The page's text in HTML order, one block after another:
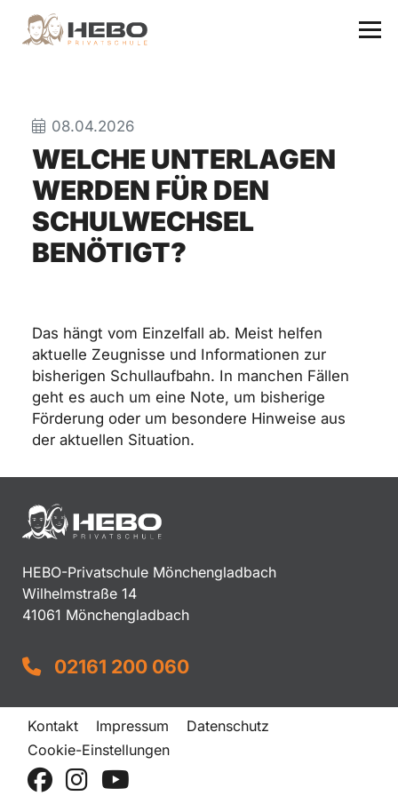
08.04.2026
WELCHE UNTERLAGEN
WERDEN FÜR DEN
SCHULWECHSEL
BENÖTIGT?
Das hängt vom Einzelfall ab. Meist helfen
aktuelle Zeugnisse und Informationen zur
bisherigen Schullaufbahn. In manchen Fällen
geht es auch um eine Note, um bisherige
Förderung oder um besondere Hinweise aus
der aktuellen Situation.
HEBO-Privatschule Mönchengladbach
Wilhelmstraße 14
41061 Mönchengladbach
02161 200 060
Kontakt Impressum
Datenschutz
Cookie-Einstellungen